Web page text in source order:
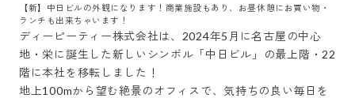
【新】中日ビルの外観になります！商業施設もあり、お昼休憩にお買い物・
ランチも出来ちゃいます！
ディーピーティー株式会社は、2024年5月に名古屋の中心
地・栄に誕生した新しいシンボル「中日ビル」の最上階・22
階に本社を移転しました！
地上100mから望む絶景のオフィスで、気持ちの良い毎日を